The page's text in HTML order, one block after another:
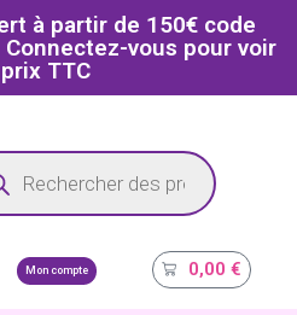
à partir de 150€ code
vous pour voir
TTC
de la santé
Mon compte 0,00€